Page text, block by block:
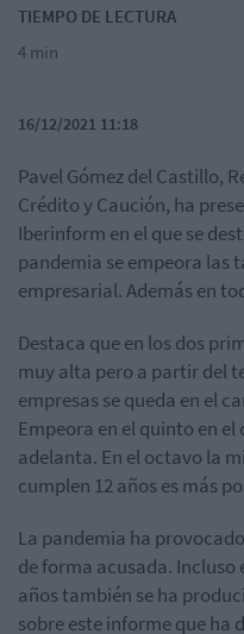
TIEMPO DE LECTURA
4 min
16/12/2021 11:18
Pavel Gómez del Castillo,
Crédito y Caución, ha
Iberinform en el que se
pandemia se empeora las
empresarial. Además en
Destaca que en los dos
muy alta pero a partir del
empresas se queda en el
Empeora en el quinto en
adelanta. En el octavo la
cumplen 12 años es más
La pandemia ha
de forma acusada. Incluso
años también se ha
sobre este informe que ha